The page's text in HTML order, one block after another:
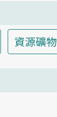
資源礦物